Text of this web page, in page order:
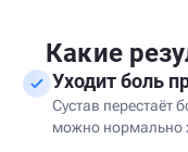
Какие
Уходит боль
Сустав перестаёт
можно нормально